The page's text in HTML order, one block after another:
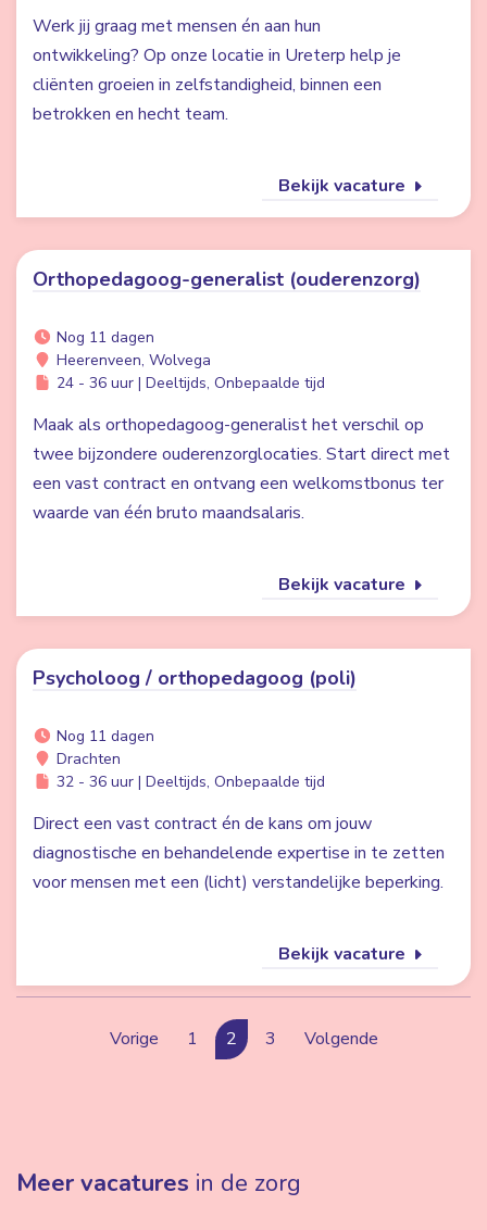
Werk jij graag met mensen én aan hun
ontwikkeling? Op onze locatie in Ureterp help je
cliënten groeien in zelfstandigheid, binnen een
betrokken en hecht team.
Bekijk vacature
Orthopedagoog-generalist (ouderenzorg)
Nog 11 dagen
Heerenveen, Wolvega
24 - 36 uur | Deeltijds, Onbepaalde tijd
Maak als orthopedagoog-generalist het verschil op
twee bijzondere ouderenzorglocaties. Start direct met
een vast contract en ontvang een welkomstbonus ter
waarde van één bruto maandsalaris.
Bekijk vacature
Psycholoog / orthopedagoog (poli)
Nog 11 dagen
Drachten
32 - 36 uur | Deeltijds, Onbepaalde tijd
Direct een vast contract én de kans om jouw
diagnostische en behandelende expertise in te zetten
voor mensen met een (licht) verstandelijke beperking.
Bekijk vacature
Vorige 1 2 3 Volgende
Meer vacatures in de zorg